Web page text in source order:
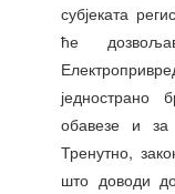
субјеката
ће
једнострано
обавезе и
Тренутно,
што доводи